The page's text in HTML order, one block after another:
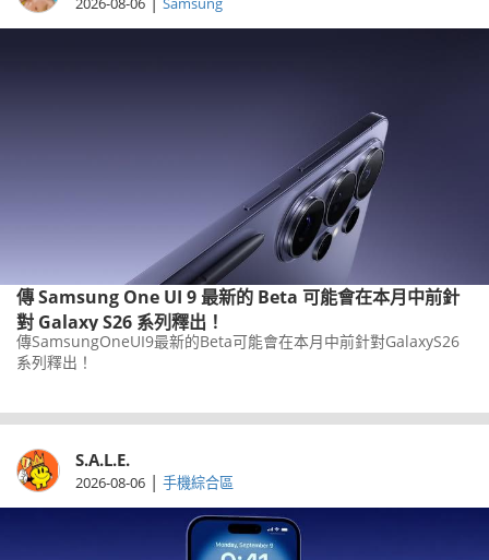
傳 Samsung One UI 9 最新的 Beta 可能會在本月中前針
對 Galaxy S26 系列釋出！
傳SamsungOneUI9最新的Beta可能會在本月中前針對GalaxyS26
系列釋出！
S.A.L.E.
2026-08-06 | 手機綜合區